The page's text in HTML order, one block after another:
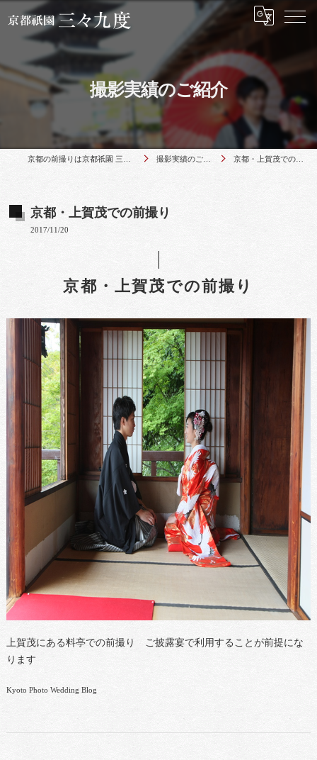
撮影実績のご紹介
撮影実績のご紹介 京都・上賀茂での前撮り
京都・上賀茂での前撮り
2017/11/20
京都・上賀茂での前撮り
上賀茂にある料亭での前撮り ご披露宴で利用することが前提にな
ります
Kyoto Photo Wedding Blog